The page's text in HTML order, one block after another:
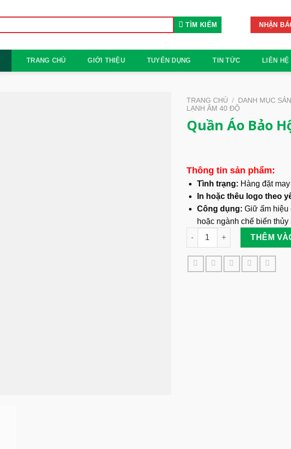
TÌM KIẾM NHẬN
TRANG CHỦ GIỚI THIỆU TUYỂN DỤNG TIN TỨC LIÊN HỆ
TRANG CHỦ / DANH MỤC
LẠNH ÂM 40 ĐỘ
Quần Áo Bảo
Thông tin sản phẩm:
Tình trạng: Hàng đặt may
In hoặc thêu logo theo
Công dụng: Giữ ấm hiệu
hoặc ngành chế biến thủy
Quần Áo Bảo Hộ Kho Lạnh
THÊM